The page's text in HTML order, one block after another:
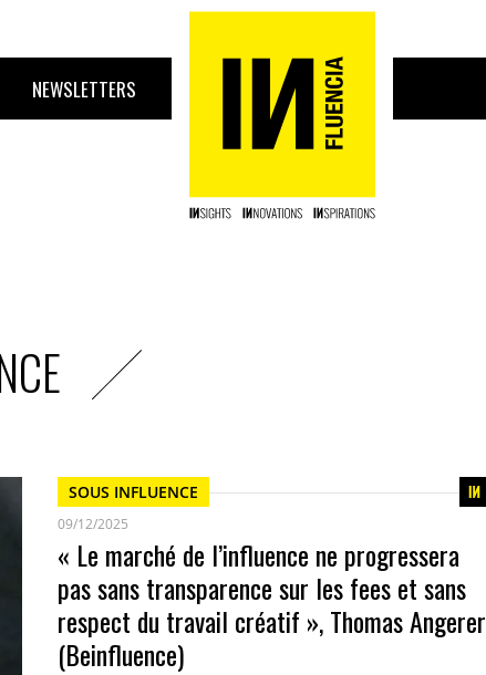
NEWSLETTERS
SOUS INFLUENCE
09/12/2025
« Le marché de l’influence ne progressera
pas sans transparence sur les fees et sans
respect du travail créatif », Thomas Angerer
(Beinfluence)